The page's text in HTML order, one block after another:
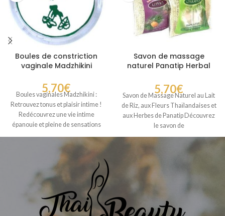
Boules de constriction
vaginale Madzhikini
5,70€
Boules vaginales Madzhikini :
Retrouvez tonus et plaisir intime !
Redécouvrez une vie intime
épanouie et pleine de sensations
Savon de massage
naturel Panatip Herbal
5,70€
Savon de Massage Naturel au Lait
de Riz, aux Fleurs Thaïlandaises et
aux Herbes de Panatip Découvrez
le savon de